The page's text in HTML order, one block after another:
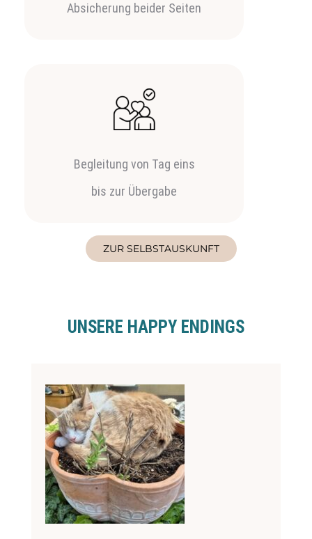
Absicherung beider Seiten
Begleitung von Tag eins
bis zur Übergabe
ZUR SELBSTAUSKUNFT
UNSERE HAPPY ENDINGS